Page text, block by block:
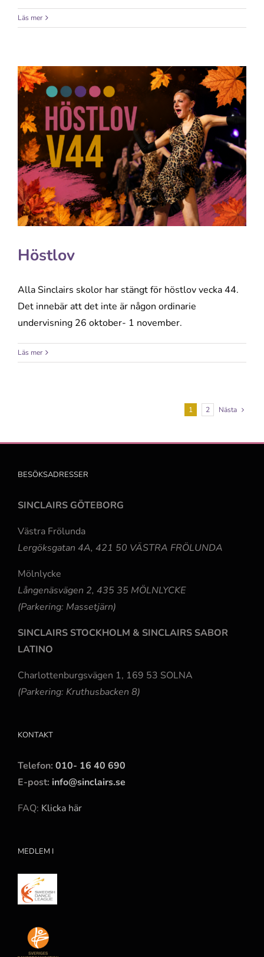
Läs mer
Höstlov
Alla Sinclairs skolor har stängt för höstlov vecka 44.
Det innebär att det inte är någon ordinarie
undervisning 26 oktober- 1 november.
Läs mer
1 2 Nästa
BESÖKSADRESSER
SINCLAIRS GÖTEBORG
Västra Frölunda
Lergöksgatan 4A, 421 50 VÄSTRA FRÖLUNDA
Mölnlycke
Långenäsvägen 2, 435 35 MÖLNLYCKE
(Parkering: Massetjärn)
SINCLAIRS STOCKHOLM & SINCLAIRS SABOR
LATINO
Charlottenburgsvägen 1, 169 53 SOLNA
(Parkering: Kruthusbacken 8)
KONTAKT
Telefon: 010- 16 40 690
E-post: info@sinclairs.se
FAQ: Klicka här
MEDLEM I